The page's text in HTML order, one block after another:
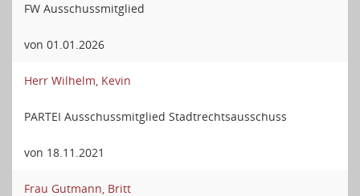
FW Ausschussmitglied
von 01.01.2026
Herr Wilhelm, Kevin
PARTEI Ausschussmitglied Stadtrechtsausschuss
von 18.11.2021
Frau Gutmann, Britt